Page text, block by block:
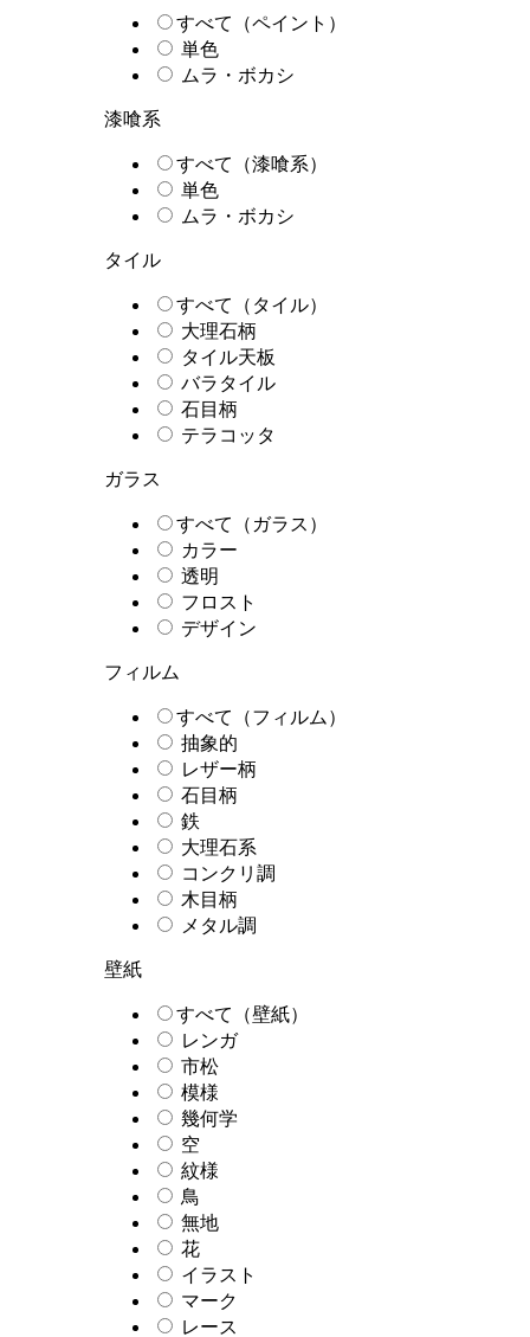
すべて（ペイント）
単色
ムラ・ボカシ
漆喰系
すべて（漆喰系）
単色
ムラ・ボカシ
タイル
すべて（タイル）
大理石柄
タイル天板
バラタイル
石目柄
テラコッタ
ガラス
すべて（ガラス）
カラー
透明
フロスト
デザイン
フィルム
すべて（フィルム）
抽象的
レザー柄
石目柄
鉄
大理石系
コンクリ調
木目柄
メタル調
壁紙
すべて（壁紙）
レンガ
市松
模様
幾何学
空
紋様
鳥
無地
花
イラスト
マーク
レース